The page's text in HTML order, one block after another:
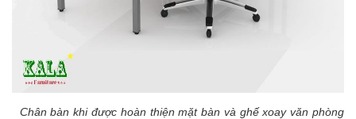
​ Chân bàn khi được hoàn thiện mặt bàn và ghế xoay văn phòng